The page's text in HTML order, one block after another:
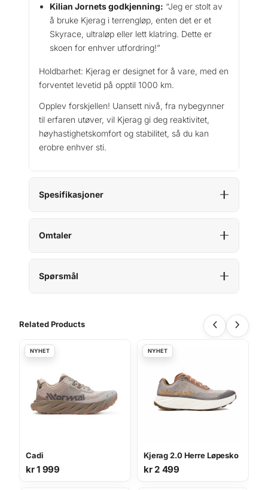
Kilian Jornets godkjenning: “Jeg er stolt av
å bruke Kjerag i terrengløp, enten det er et
Skyrace, ultraløp eller lett klatring. Dette er
skoen for enhver utfordring!”
Holdbarhet: Kjerag er designet for å vare, med en
forventet levetid på opptil 1000 km.
Opplev forskjellen! Uansett nivå, fra nybegynner
til erfaren utøver, vil Kjerag gi deg reaktivitet,
høyhastighetskomfort og stabilitet, så du kan
erobre enhver sti.
Spesifikasjoner
Omtaler
Spørsmål
Related Products
Cadi
kr1 999
Kjerag 2.0 Herre Løpesko
kr2 499